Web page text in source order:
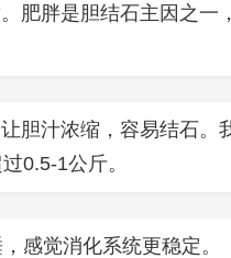
肥胖是胆结石主因之一
胆汁浓缩，容易结石。
0.5-1公斤。
感觉消化系统更稳定。